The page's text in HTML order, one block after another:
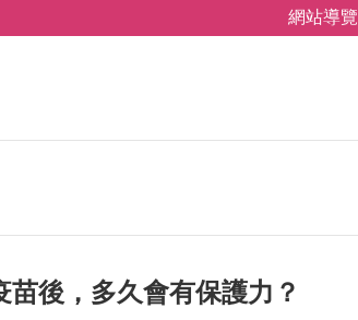
網站導覽
後，多久會有保護力？